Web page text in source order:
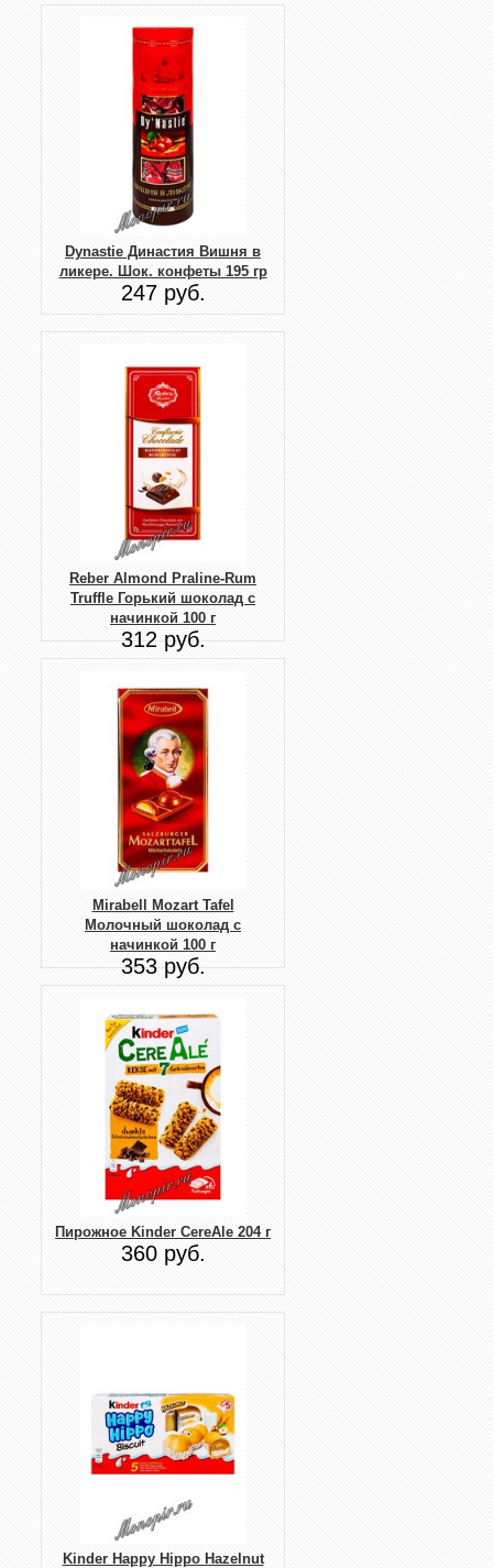
Dynastie Династия Вишня в
ликере. Шок. конфеты 195 гр
247 руб.
Reber Almond Praline-Rum
Truffle Горький шоколад с
начинкой 100 г
312 руб.
Mirabell Mozart Tafel
Молочный шоколад с
начинкой 100 г
353 руб.
Пирожное Kinder CereAle 204 г
360 руб.
Kinder Happy Hippo Hazelnut